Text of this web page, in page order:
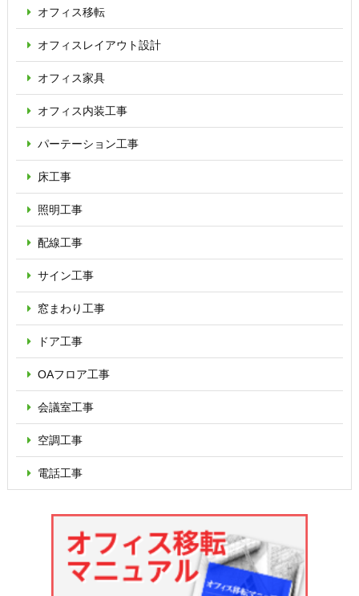
オフィス移転
オフィス レイアウト設計
オフィス家具
オフィス内装工事
パーテーション工事
床工事
照明工事
配線工事
サイン工事
窓まわり工事
ドア工事
OAフロア工事
会議室工事
空調工事
電話工事